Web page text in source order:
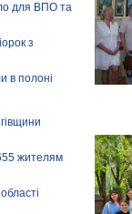
для ВПО та
з
в полоні
жителям